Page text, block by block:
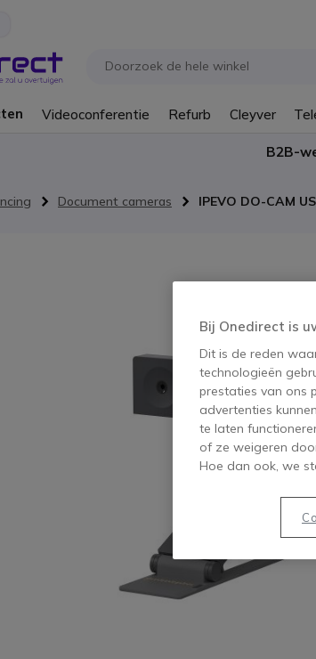
Videoconferentie Refurb Cleyver
B2B-
Document cameras IPEVO DO-CAM
Bij Onedirect is
Dit is de reden
technologieën
prestaties van ons
advertenties
te laten
of ze weigeren
Hoe dan ook, we